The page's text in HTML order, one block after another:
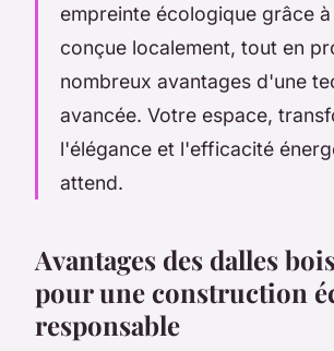
empreinte écologique grâce
conçue localement, tout en
nombreux avantages d'une
avancée. Votre espace,
l'élégance et l'efficacité
attend.
Avantages des dalles
pour une construction
responsable